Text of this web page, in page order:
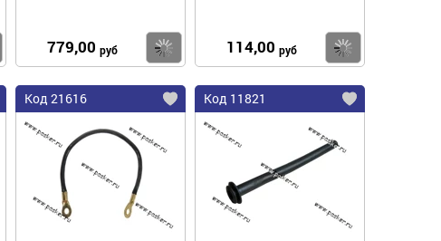
Купить779,00 руб Купить114,00 руб
Код 21616 Код 11821